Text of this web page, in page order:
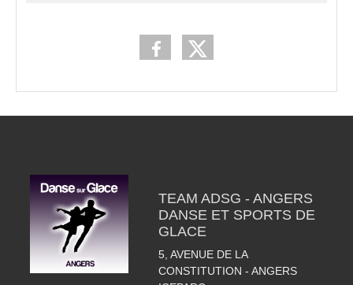
TEAM ADSG - ANGERS
DANSE ET SPORTS DE
GLACE
5, AVENUE DE LA
CONSTITUTION - ANGERS